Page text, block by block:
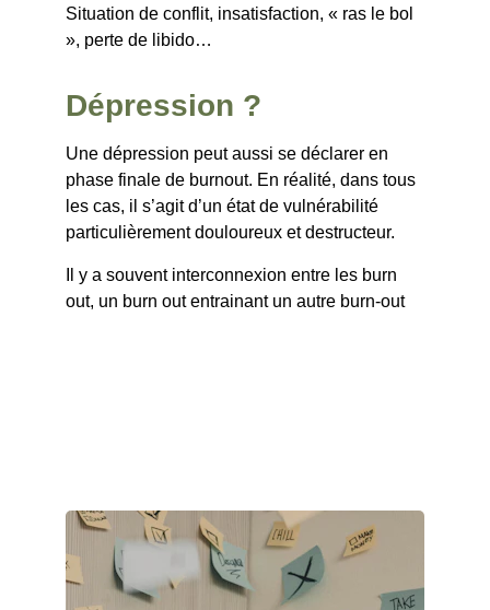
Situation de conflit, insatisfaction, « ras le bol
», perte de libido…
Dépression ?
Une dépression peut aussi se déclarer en
phase finale de burnout. En réalité, dans tous
les cas, il s’agit d’un état de vulnérabilité
particulièrement douloureux et destructeur.
Il y a souvent interconnexion entre les burn
out, un burn out entrainant un autre burn-out